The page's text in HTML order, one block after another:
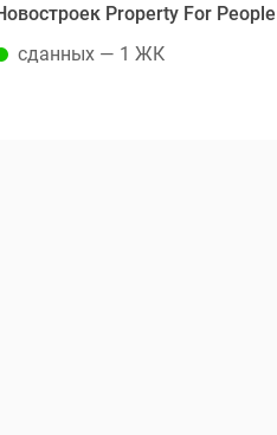
Property For People
сданных — 1 ЖК